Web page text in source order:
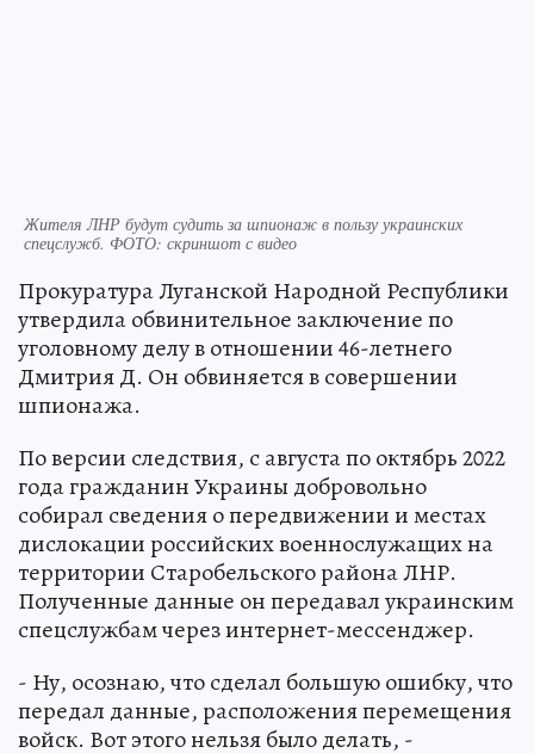
Жителя ЛНР будут судить за шпионаж в пользу украинских
спецслужб. ФОТО: скриншот с видео
Прокуратура Луганской Народной Республики
утвердила обвинительное заключение по
уголовному делу в отношении 46-летнего
Дмитрия Д. Он обвиняется в совершении
шпионажа.
По версии следствия, с августа по октябрь 2022
года гражданин Украины добровольно
собирал сведения о передвижении и местах
дислокации российских военнослужащих на
территории Старобельского района ЛНР.
Полученные данные он передавал украинским
спецслужбам через интернет-мессенджер.
- Ну, осознаю, что сделал большую ошибку, что
передал данные, расположения перемещения
войск. Вот этого нельзя было делать, -